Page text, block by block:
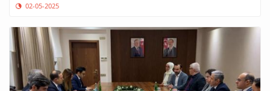
02-05-2025